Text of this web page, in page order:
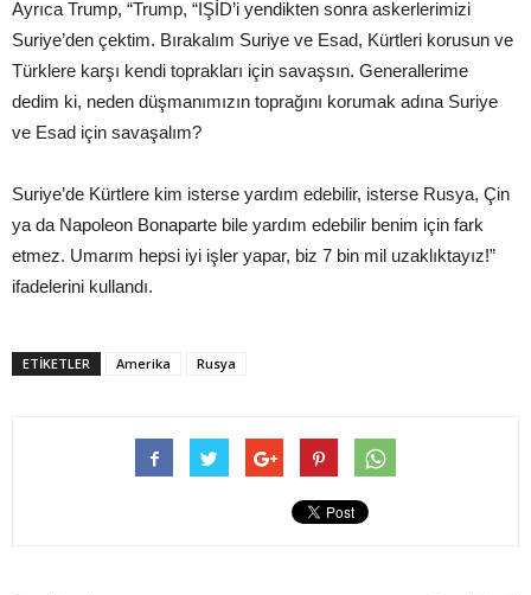
Ayrıca Trump, “Trump, “IŞİD’i yendikten sonra askerlerimizi
Suriye’den çektim. Bırakalım Suriye ve Esad, Kürtleri korusun ve
Türklere karşı kendi toprakları için savaşsın. Generallerime
dedim ki, neden düşmanımızın toprağını korumak adına Suriye
ve Esad için savaşalım?
Suriye’de Kürtlere kim isterse yardım edebilir, isterse Rusya, Çin
ya da Napoleon Bonaparte bile yardım edebilir benim için fark
etmez. Umarım hepsi iyi işler yapar, biz 7 bin mil uzaklıktayız!”
ifadelerini kullandı.
ETIKETLER Amerika Rusya